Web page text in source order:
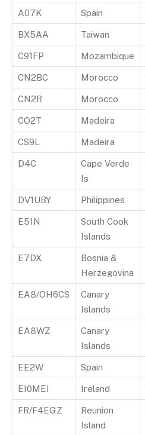
A07K Spain
BX5AA Taiwan
C91FP Mozambique
CN2BC Morocco
CN2R Morocco
CO2T Madeira
CS9L Madeira
D4C
Cape Verde
Is
DV1UBY Philippines
E51N
South Cook
Islands
E7DX
Bosnia &
Herzegovina
EA8/OH6CS
Canary
Islands
EA8WZ
Canary
Islands
EE2W Spain
EI0MEI Ireland
FR/F4EGZ
Reunion
Island